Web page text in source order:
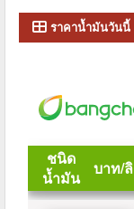
ราคาน้ำมันวันนี้